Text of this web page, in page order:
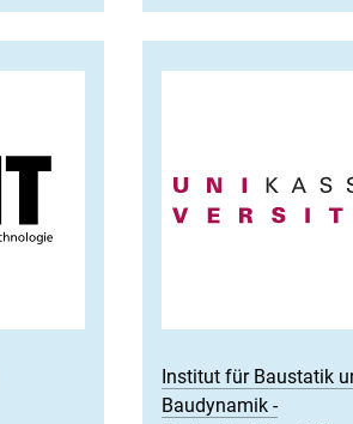
Institut für Baustatik
Baudynamik -